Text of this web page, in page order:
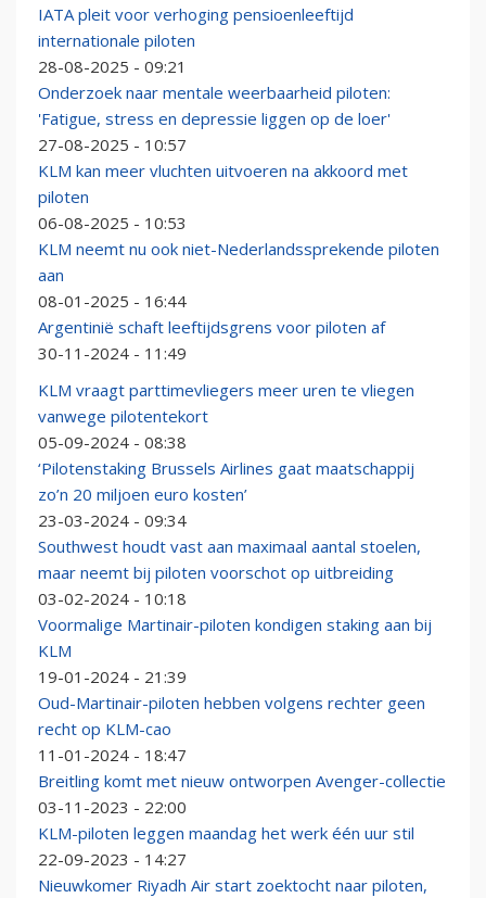
IATA pleit voor verhoging pensioenleeftijd
internationale piloten
28-08-2025 - 09:21
Onderzoek naar mentale weerbaarheid piloten:
'Fatigue, stress en depressie liggen op de loer'
27-08-2025 - 10:57
KLM kan meer vluchten uitvoeren na akkoord met
piloten
06-08-2025 - 10:53
KLM neemt nu ook niet-Nederlandssprekende piloten
aan
08-01-2025 - 16:44
Argentinië schaft leeftijdsgrens voor piloten af
30-11-2024 - 11:49
KLM vraagt parttimevliegers meer uren te vliegen
vanwege pilotentekort
05-09-2024 - 08:38
‘Pilotenstaking Brussels Airlines gaat maatschappij
zo’n 20 miljoen euro kosten’
23-03-2024 - 09:34
Southwest houdt vast aan maximaal aantal stoelen,
maar neemt bij piloten voorschot op uitbreiding
03-02-2024 - 10:18
Voormalige Martinair-piloten kondigen staking aan bij
KLM
19-01-2024 - 21:39
Oud-Martinair-piloten hebben volgens rechter geen
recht op KLM-cao
11-01-2024 - 18:47
Breitling komt met nieuw ontworpen Avenger-collectie
03-11-2023 - 22:00
KLM-piloten leggen maandag het werk één uur stil
22-09-2023 - 14:27
Nieuwkomer Riyadh Air start zoektocht naar piloten,